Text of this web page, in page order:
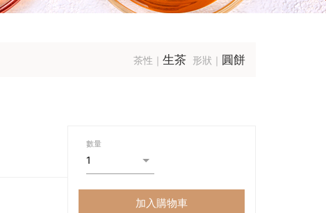
茶性｜生茶 形狀｜ 圓餅
數量
加入購物車